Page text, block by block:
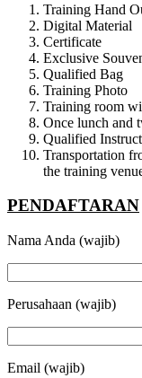
Training Hand
Digital Material
Certificate
Exclusive
Qualified Bag
Training Photo
Training room
Once lunch and
Qualified
Transportation
the training
PENDAFTARAN
Nama Anda (wajib)
Perusahaan (wajib)
Email (wajib)